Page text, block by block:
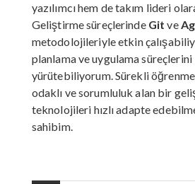
yazılımcı hem de takım lideri
Geliştirme süreçlerinde Git ve
metodolojileriyle etkin
planlama ve uygulama süreçlerini
yürütebiliyorum. Sürekli
odaklı ve sorumluluk alan bir
teknolojileri hızlı adapte
sahibim.